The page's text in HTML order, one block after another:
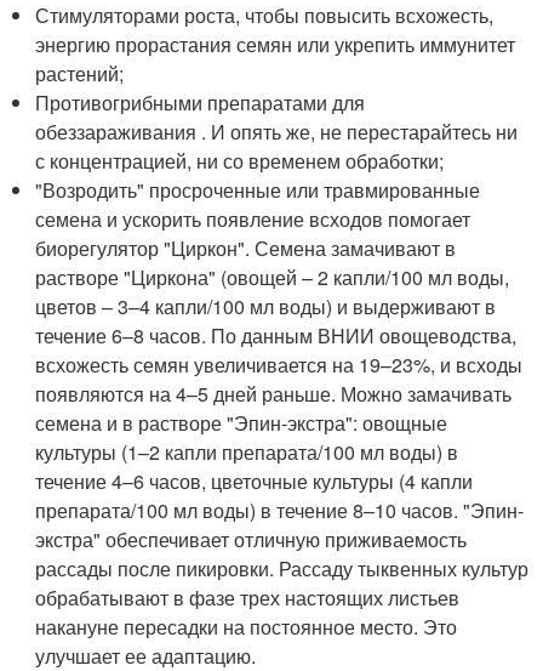
Стимуляторами роста, чтобы повысить всхожесть,
энергию прорастания семян или укрепить иммунитет
растений;
Противогрибными препаратами для
обеззараживания . И опять же, не перестарайтесь ни
с концентрацией, ни со временем обработки;
"Возродить" просроченные или травмированные
семена и ускорить появление всходов помогает
биорегулятор "Циркон". Семена замачивают в
растворе "Циркона" (овощей – 2 капли/100 мл воды,
цветов – 3–4 капли/100 мл воды) и выдерживают в
течение 6–8 часов. По данным ВНИИ овощеводства,
всхожесть семян увеличивается на 19–23%, и всходы
появляются на 4–5 дней раньше. Можно замачивать
семена и в растворе "Эпин-экстра": овощные
культуры (1–2 капли препарата/100 мл воды) в
течение 4–6 часов, цветочные культуры (4 капли
препарата/100 мл воды) в течение 8–10 часов. "Эпин-
экстра" обеспечивает отличную приживаемость
рассады после пикировки. Рассаду тыквенных культур
обрабатывают в фазе трех настоящих листьев
накануне пересадки на постоянное место. Это
улучшает ее адаптацию.